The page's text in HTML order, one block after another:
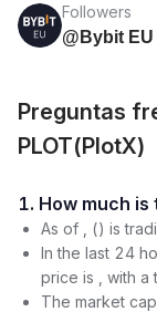
Followers
@Bybit EU
Preguntas
PLOT(PlotX)
As of , () is
In the last 24
price is , with a
The market